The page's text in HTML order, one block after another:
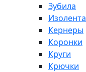
Зубила
Изолента
Кернеры
Коронки
Круги
Крючки